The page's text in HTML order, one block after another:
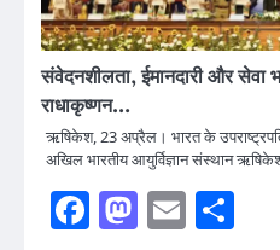
संवेदनशीलता, ईमानदारी और सेवा
राधाकृष्णन…
ऋषिकेश, 23 अप्रैल। भारत के
अखिल भारतीय आयुर्विज्ञान संस्थान
Facebook
Mastodon
Email